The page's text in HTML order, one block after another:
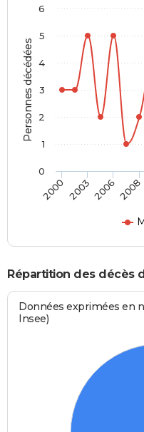
Personnes décédées
2000 200320062008
0
1
2
3
4
5
6
Répartition des décès
Données exprimées en
Insee)